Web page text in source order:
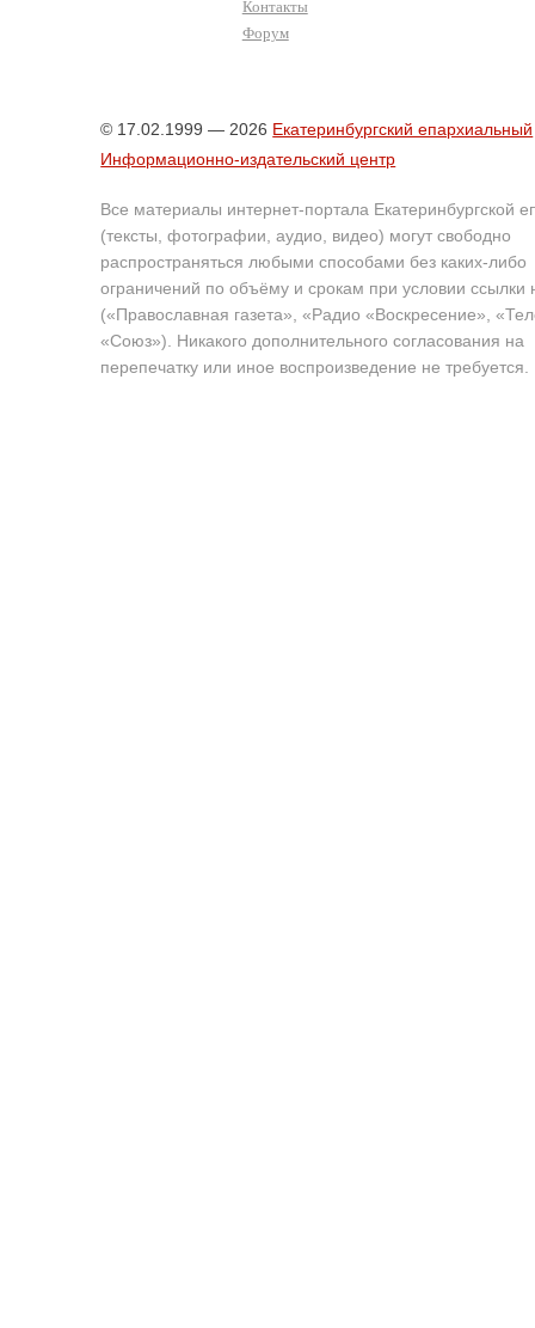
Контакты
Форум
© 17.02.1999 — 2026 Екатеринбургский епархиальный
Информационно-издательский центр
Все материалы интернет-портала Екатеринбургской
(тексты, фотографии, аудио, видео) могут свободно
распространяться любыми способами без каких-либо
ограничений по объёму и срокам при условии ссылки
(«Православная газета», «Радио «Воскресение»,
«Союз»). Никакого дополнительного согласования на
перепечатку или иное воспроизведение не требуется.